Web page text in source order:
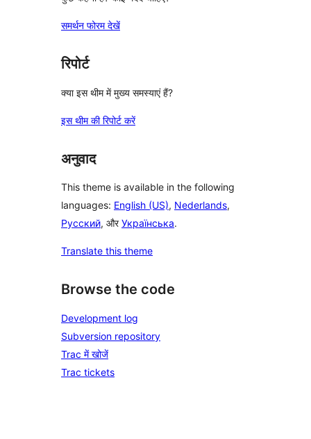
समर्थन फोरम देखें
रिपोर्ट
क्या इस थीम में मुख्य समस्याएं हैं?
इस थीम की रिपोर्ट करें
अनुवाद
This theme is available in the following
languages: English (US), Nederlands,
Русский, औरУкраїнська.
Translate this theme
Browse the code
Development log
Subversion repository
Trac में खोजें
Trac tickets